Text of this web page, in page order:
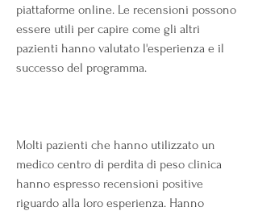
piattaforme online. Le recensioni possono
essere utili per capire come gli altri
pazienti hanno valutato l'esperienza e il
successo del programma.
Molti pazienti che hanno utilizzato un
medico centro di perdita di peso clinica
hanno espresso recensioni positive
riguardo alla loro esperienza. Hanno